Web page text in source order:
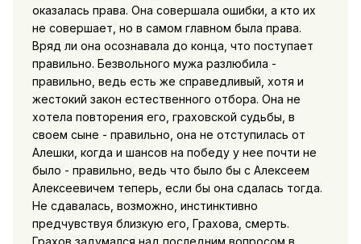
оказалась права. Она совершала ошибки, а кто их
не совершает, но в самом главном была права.
Вряд ли она осознавала до конца, что поступает
правильно. Безвольного мужа разлюбила -
правильно, ведь есть же справедливый, хотя и
жестокий закон естественного отбора. Она не
хотела повторения его, граховской судьбы, в
своем сыне - правильно, она не отступилась от
Алешки, когда и шансов на победу у нее почти не
было - правильно, ведь что было бы с Алексеем
Алексеевичем теперь, если бы она сдалась тогда.
Не сдавалась, возможно, инстинктивно
предчувствуя близкую его, Грахова, смерть.
Грахов задумался над последним вопросом в